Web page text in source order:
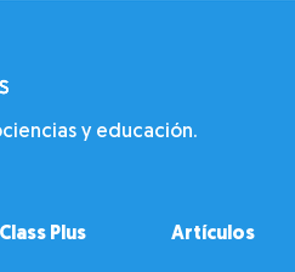
y educación.
Plus Artículos